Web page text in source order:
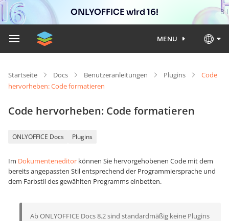
ONLYOFFICE wird 16!
MENU
Startseite Docs Benutzeranleitungen Plugins
Code
hervorheben: Code formatieren
Code hervorheben: Code formatieren
ONLYOFFICE Docs Plugins
Im Dokumenteneditor können Sie hervorgehobenen Code mit dem
bereits angepassten Stil entsprechend der Programmiersprache und
dem Farbstil des gewählten Programms einbetten.
Ab ONLYOFFICE Docs 8.2 sind standardmäßig keine Plugins